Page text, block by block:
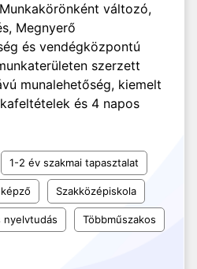
változó,
Megnyerő
és vendégközpontú
szerzett
munalehetőség, kiemelt
és 4 napos
1-2 év szakmai tapasztalat
Szakközépiskola
nyelvtudás Többműszakos